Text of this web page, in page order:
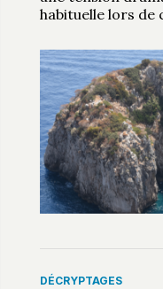
habituelle lors de
DÉCRYPTAGES